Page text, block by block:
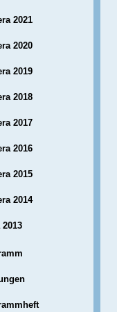
2021
2020
2019
2018
2017
2016
2015
2014